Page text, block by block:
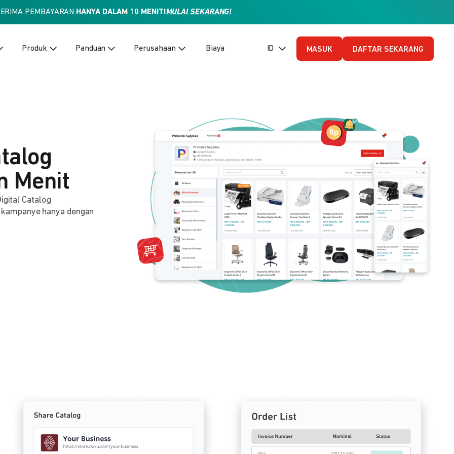
PEMBAYARAN HANYA DALAM 10 MENIT!MULAI SEKARANG!
Produk Panduan Perusahaan Biaya ID (Bahasa Indonesia)
MASUK DAFTAR SEKARANG
Menit
Catalog
hanya dengan